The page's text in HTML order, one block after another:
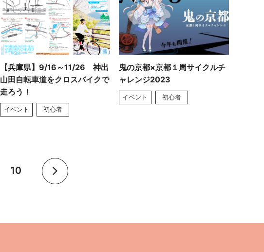
【兵庫県】9/16～11/26 神出
山田自転車道をクロスバイクで
走ろう！
イベント 初心者
鬼の京都×京都１周サイクルチ
ャレンジ2023
イベント 初心者
10